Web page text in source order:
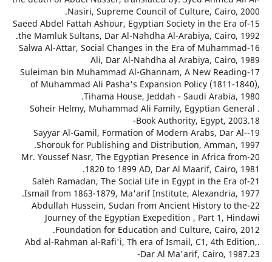
Nasiri, Supreme Council of Culture,
15-Saeed Abdel Fattah Ashour, Egyptian Society in the
the Mamluk Sultans, Dar Al-Nahdha Al-Arabiya,
16-Salwa Al-Attar, Social Changes in the Era of
Ali, Dar Al-Nahdha al Arabiya,
17-Suleiman bin Muhammad Al-Ghannam, A New
of Muhammad Ali Pasha's Expansion Policy
Tihama House, Jeddah - Saudi
. Soheir Helmy, Muhammad Ali Family, Egyptian
Book Authority, Egypt,
19-Sayyar Al-Gamil, Formation of Modern Arabs,
Shorouk for Publishing and Distribution,
20-Mr. Youssef Nasr, The Egyptian Presence in Africa
1820 to 1899 AD, Dar Al Maarif,
21-Saleh Ramadan, The Social Life in Egypt in the
Ismail from 1863-1879, Ma'arif Institute,
22-Abdullah Hussein, Sudan from Ancient History to
Journey of the Egyptian Exepedition , Part 1,
Foundation for Education and Culture,
.Abd al-Rahman al-Rafi'i, Th era of Ismail, C1, 4th
Dar Al Ma'arif, Cairo,